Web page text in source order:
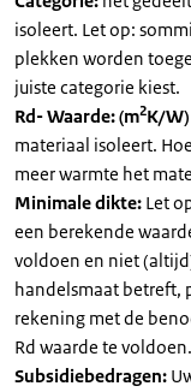
isoleert. Let op:
plekken worden
juiste categorie kiest.
Rd- Waarde: (m2K/W)
materiaal isoleert.
meer warmte het
Minimale dikte: Let
een berekende
voldoen en niet
handelsmaat betreft,
rekening met de
Rd waarde te voldoen.
Subsidiebedragen: